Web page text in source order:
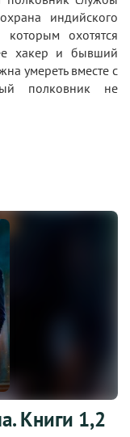
индийского
охотятся
хакер и бывший
умереть вместе с
полковник не
Книги 1,2